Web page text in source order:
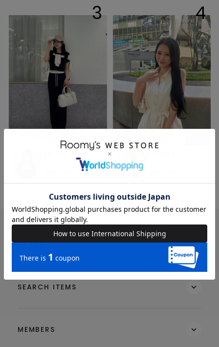
3 4
BRAND
SEARCH ITEMS
MEMBERS